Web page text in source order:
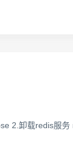
2.卸载redis服务